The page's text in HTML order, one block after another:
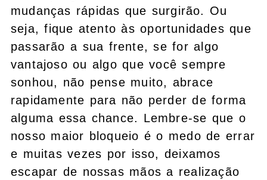
mudanças rápidas que surgirão. Ou
seja, fique atento às oportunidades que
passarão a sua frente, se for algo
vantajoso ou algo que você sempre
sonhou, não pense muito, abrace
rapidamente para não perder de forma
alguma essa chance. Lembre-se que o
nosso maior bloqueio é o medo de errar
e muitas vezes por isso, deixamos
escapar de nossas mãos a realização